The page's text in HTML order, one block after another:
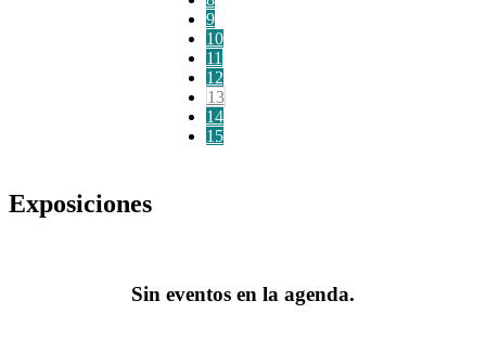
9
10
11
12
13
14
15
Exposiciones
Sin eventos en la agenda.